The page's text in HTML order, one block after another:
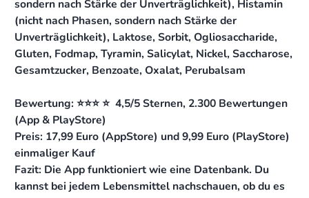
sondern nach Stärke der Unverträglichkeit), Histamin
(nicht nach Phasen, sondern nach Stärke der
Unverträglichkeit), Laktose, Sorbit, Ogliosaccharide,
Gluten, Fodmap, Tyramin, Salicylat, Nickel, Saccharose,
Gesamtzucker, Benzoate, Oxalat, Perubalsam
Bewertung: ⭐️⭐️⭐️ ⭐️ 4,5/5 Sternen, 2.300 Bewertungen
(App & PlayStore)
Preis: 17,99 Euro (AppStore) und 9,99 Euro (PlayStore)
einmaliger Kauf
Fazit: Die App funktioniert wie eine Datenbank. Du
kannst bei jedem Lebensmittel nachschauen, ob du es